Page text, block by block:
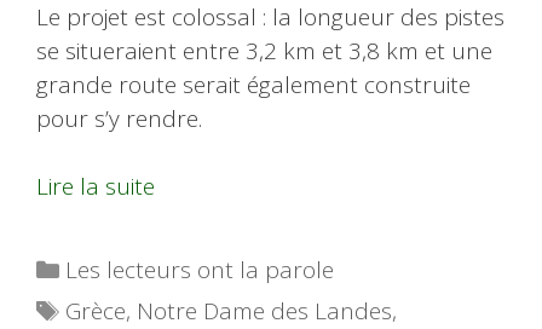
Le projet est colossal : la longueur des pistes
se situeraient entre 3,2 km et 3,8 km et une
grande route serait également construite
pour s’y rendre.
Lire la suite
Catégories
Les lecteurs ont la parole
Étiquettes
Grèce, Notre Dame des Landes,